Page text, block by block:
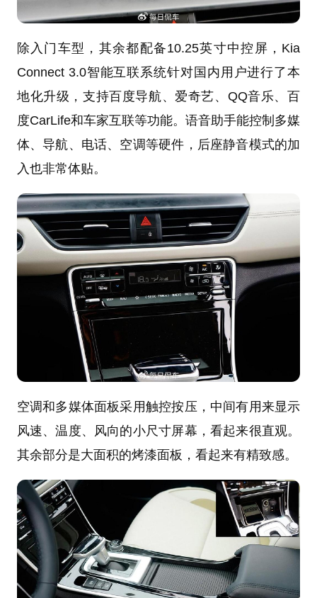
除入门车型，其余都配备10.25英寸中控屏，Kia
Connect 3.0智能互联系统针对国内用户进行了本
地化升级，支持百度导航、爱奇艺、QQ音乐、百
度CarLife和车家互联等功能。语音助手能控制多媒
体、导航、电话、空调等硬件，后座静音模式的加
入也非常体贴。
空调和多媒体面板采用触控按压，中间有用来显示
风速、温度、风向的小尺寸屏幕，看起来很直观。
其余部分是大面积的烤漆面板，看起来有精致感。